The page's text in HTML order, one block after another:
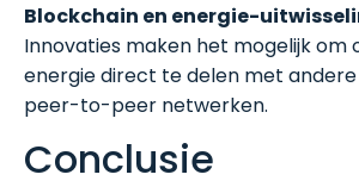
Blockchain en energie-
Innovaties maken het mogelijk om
energie direct te delen met
peer-to-peer netwerken.
Conclusie